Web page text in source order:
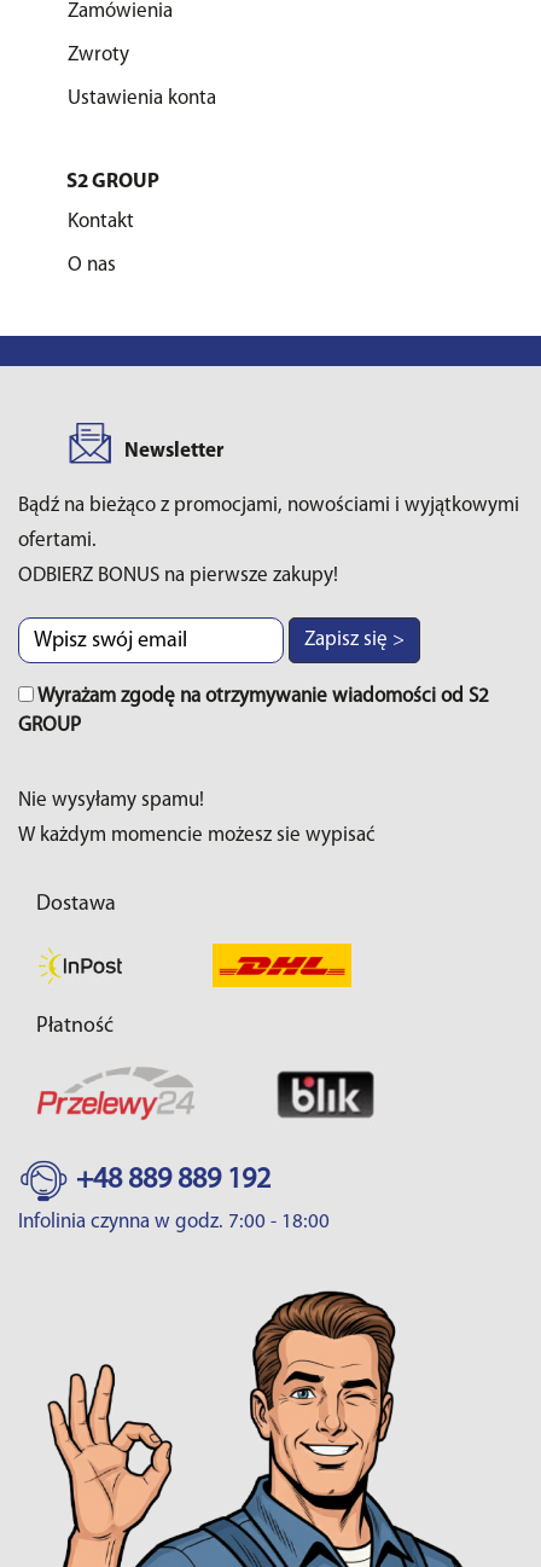
Zamówienia
Zwroty
Ustawienia konta
S2 GROUP
Kontakt
O nas
Newsletter
Bądź na bieżąco z promocjami, nowościami i wyjątkowymi
ofertami.
ODBIERZ BONUS na pierwsze zakupy!
Zapisz się >
Wyrażam zgodę na otrzymywanie wiadomości od S2
GROUP
Nie wysyłamy spamu!
W każdym momencie możesz sie wypisać
Dostawa
Płatność
+48 889 889 192
Infolinia czynna w godz. 7:00 - 18:00